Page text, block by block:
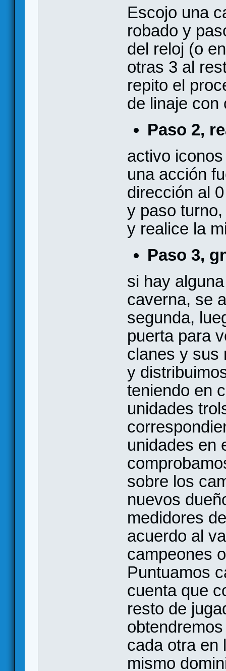
Escojo una
robado y
del reloj (o
otras 3 al
repito el
de linaje con
Paso 2,
activo
una acción
dirección al
y paso
y realice la
Paso 3,
si hay
caverna, se
segunda,
puerta para
clanes y sus
y
teniendo en
unidades
unidades en
sobre los
nuevos
medidores
acuerdo al
campeones
Puntuamos
cuenta que
resto de
cada otra en
mismo